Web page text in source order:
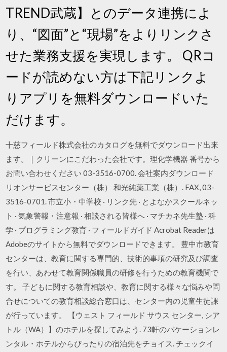
TREND武蔵】とのデータ連携によ
り、“図面”と“現場”をよりリンクさ
せた業務支援を実現します。 QRコ
ードが読めない方は下記リンクよ
りアプリを無料ダウンロードいた
だけます。
十慈フィールド株式会社のカタログを無料でダウンロード出来
ます。｜クリーンにこだわった会社です。理化学機器 番号から
お問い合わせください 03-3516-0700. 会社案内ダウンロード
リオンサービスセンター（株） 和光純薬工業（株）. FAX, 03-
3516-0701. 市立小・中学校 · リンク先 · とよなかスクールネッ
ト · 気象警報・注意報 · 相談される皆様へ · マチカネ先生塾 · 科
学 · プログラミング教育 · フィールドガイド Acrobat Readerは
Adobeのサイトから無料でダウンロードできます。 豊中市教育
センターは、教育に関する専門的、技術的事項の研究及び調査
を行い、あわせて教育関係職員の研修を行うための教育機関で
す。 子どもに関する教育相談や、教育に関する様々な悩みや問
合せについての教育相談総合窓口は、センター内の児童生徒課
が行っています。 【ウェスト フィールド サウス センター, シア
トル（WA）】のホテルを探してみよう. 73軒のバケーションレ
ンタル・ホテルからぴったりの宿泊先をチョイス. チェックイ